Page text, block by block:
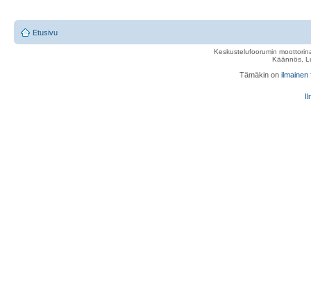
Etusivu
Keskustelufoorumin
Käännös,
Tämäkin on ilmainen